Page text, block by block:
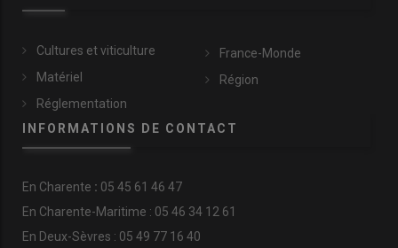
Cultures et viticulture
Matériel
Réglementation
France-Monde
Région
INFORMATIONS DE CONTACT
En Charente : 05 45 61 46 47
En Charente-Maritime : 05 46 34 12 61
En Deux-Sèvres : 05 49 77 16 40